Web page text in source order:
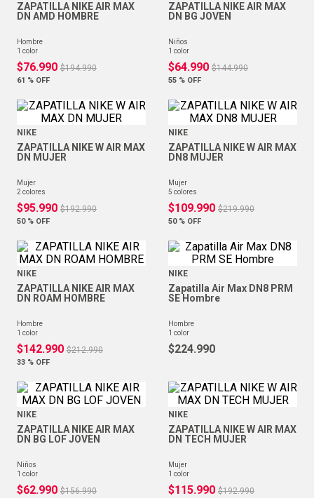
ZAPATILLA NIKE AIR MAX
DN AMD HOMBRE
hombre
1 color
$76.990 $194.990
61 % OFF
ZAPATILLA NIKE AIR MAX
DN BG JOVEN
niños
1 color
$64.990 $144.990
55 % OFF
NIKE
ZAPATILLA NIKE W AIR MAX
DN MUJER
mujer
2 colores
$95.990 $192.990
50 % OFF
NIKE
ZAPATILLA NIKE W AIR MAX
DN8 MUJER
mujer
5 colores
$109.990 $219.990
50 % OFF
NIKE
ZAPATILLA NIKE AIR MAX
DN ROAM HOMBRE
hombre
1 color
$142.990 $212.990
33 % OFF
NIKE
Zapatilla Air Max DN8 PRM
SE Hombre
hombre
1 color
$224.990
NIKE
ZAPATILLA NIKE AIR MAX
DN BG LOF JOVEN
niños
1 color
$62.990 $156.990
NIKE
ZAPATILLA NIKE W AIR MAX
DN TECH MUJER
mujer
1 color
$115.990 $192.990